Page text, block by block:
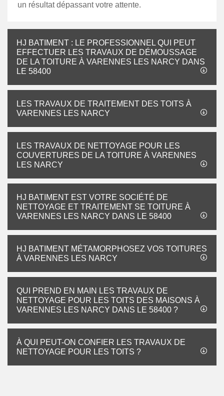
un résultat dépassant votre attente.
HJ BATIMENT : LE PROFESSIONNEL QUI PEUT
EFFECTUER LES TRAVAUX DE DÉMOUSSAGE
DE LA TOITURE À VARENNES LES NARCY DANS
LE 58400
LES TRAVAUX DE TRAITEMENT DES TOITS À
VARENNES LES NARCY
LES TRAVAUX DE NETTOYAGE POUR LES
COUVERTURES DE LA TOITURE À VARENNES
LES NARCY
HJ BATIMENT EST VOTRE SOCIÉTÉ DE
NETTOYAGE ET TRAITEMENT SE TOITURE À
VARENNES LES NARCY DANS LE 58400
HJ BATIMENT MÉTAMORPHOSEZ VOS TOITURES
À VARENNES LES NARCY
QUI PREND EN MAIN LES TRAVAUX DE
NETTOYAGE POUR LES TOITS DES MAISONS À
VARENNES LES NARCY DANS LE 58400 ?
À QUI PEUT-ON CONFIER LES TRAVAUX DE
NETTOYAGE POUR LES TOITS ?